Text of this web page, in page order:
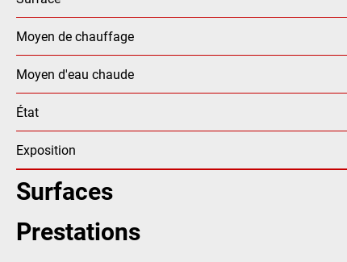
Moyen de chauffage
Moyen d'eau chaude
État
Exposition
Surfaces
Prestations